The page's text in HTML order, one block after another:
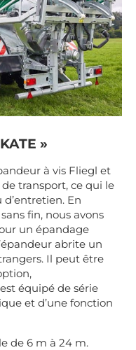
»
à vis Fliegl et
transport, ce qui le
En
fin, nous avons
un épandage
abrite un
Il peut être
équipé de série
et d’une fonction
de 6 m à 24 m.